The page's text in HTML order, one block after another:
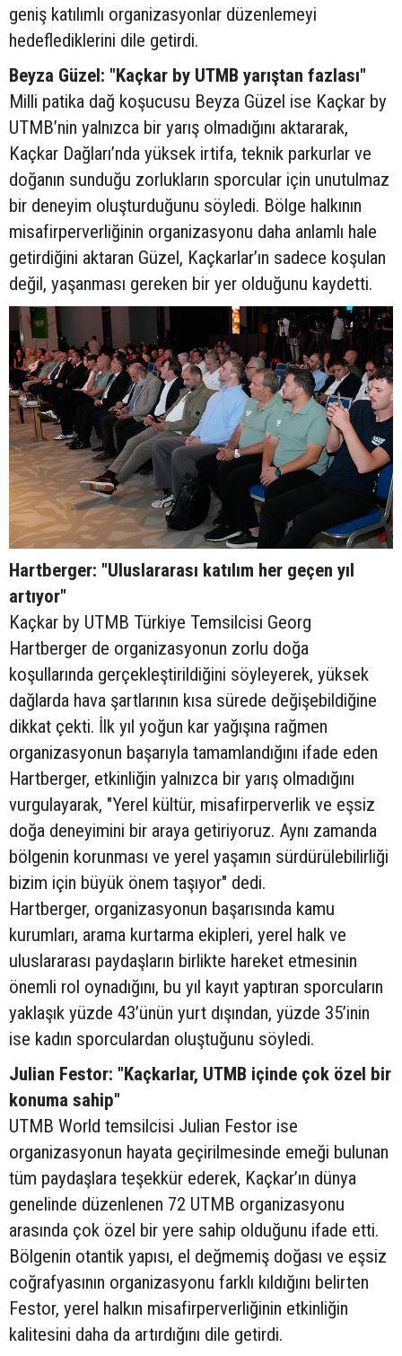
geniş katılımlı organizasyonlar düzenlemeyi
hedeflediklerini dile getirdi.
Beyza Güzel: "Kaçkar by UTMB yarıştan fazlası"
Milli patika dağ koşucusu Beyza Güzel ise Kaçkar by
UTMB’nin yalnızca bir yarış olmadığını aktararak,
Kaçkar Dağları’nda yüksek irtifa, teknik parkurlar ve
doğanın sunduğu zorlukların sporcular için unutulmaz
bir deneyim oluşturduğunu söyledi. Bölge halkının
misafirperverliğinin organizasyonu daha anlamlı hale
getirdiğini aktaran Güzel, Kaçkarlar’ın sadece koşulan
değil, yaşanması gereken bir yer olduğunu kaydetti.
Hartberger: "Uluslararası katılım her geçen yıl
artıyor"
Kaçkar by UTMB Türkiye Temsilcisi Georg
Hartberger de organizasyonun zorlu doğa
koşullarında gerçekleştirildiğini söyleyerek, yüksek
dağlarda hava şartlarının kısa sürede değişebildiğine
dikkat çekti. İlk yıl yoğun kar yağışına rağmen
organizasyonun başarıyla tamamlandığını ifade eden
Hartberger, etkinliğin yalnızca bir yarış olmadığını
vurgulayarak, "Yerel kültür, misafirperverlik ve eşsiz
doğa deneyimini bir araya getiriyoruz. Aynı zamanda
bölgenin korunması ve yerel yaşamın sürdürülebilirliği
bizim için büyük önem taşıyor" dedi.
Hartberger, organizasyonun başarısında kamu
kurumları, arama kurtarma ekipleri, yerel halk ve
uluslararası paydaşların birlikte hareket etmesinin
önemli rol oynadığını, bu yıl kayıt yaptıran sporcuların
yaklaşık yüzde 43’ünün yurt dışından, yüzde 35’inin
ise kadın sporculardan oluştuğunu söyledi.
Julian Festor: "Kaçkarlar, UTMB içinde çok özel bir
konuma sahip"
UTMB World temsilcisi Julian Festor ise
organizasyonun hayata geçirilmesinde emeği bulunan
tüm paydaşlara teşekkür ederek, Kaçkar’ın dünya
genelinde düzenlenen 72 UTMB organizasyonu
arasında çok özel bir yere sahip olduğunu ifade etti.
Bölgenin otantik yapısı, el değmemiş doğası ve eşsiz
coğrafyasının organizasyonu farklı kıldığını belirten
Festor, yerel halkın misafirperverliğinin etkinliğin
kalitesini daha da artırdığını dile getirdi.